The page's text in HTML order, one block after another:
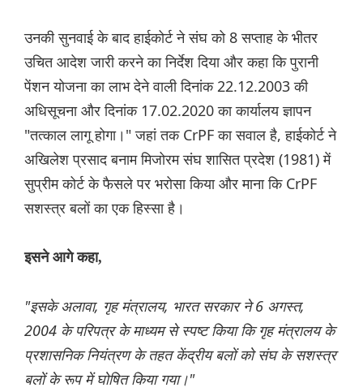
उनकी सुनवाई के बाद हाईकोर्ट ने संघ को 8 सप्ताह के भीतर
उचित आदेश जारी करने का निर्देश दिया और कहा कि पुरानी
पेंशन योजना का लाभ देने वाली दिनांक 22.12.2003 की
अधिसूचना और दिनांक 17.02.2020 का कार्यालय ज्ञापन
"तत्काल लागू होगा।" जहां तक ​CrPF का सवाल है, हाईकोर्ट ने
अखिलेश प्रसाद बनाम मिजोरम संघ शासित प्रदेश (1981) में
सुप्रीम कोर्ट के फैसले पर भरोसा किया और माना कि CrPF
सशस्त्र बलों का एक हिस्सा है।
इसने आगे कहा,
"इसके अलावा, गृह मंत्रालय, भारत सरकार ने 6 अगस्त,
2004 के परिपत्र के माध्यम से स्पष्ट किया कि गृह मंत्रालय के
प्रशासनिक नियंत्रण के तहत केंद्रीय बलों को संघ के सशस्त्र
बलों के रूप में घोषित किया गया।"